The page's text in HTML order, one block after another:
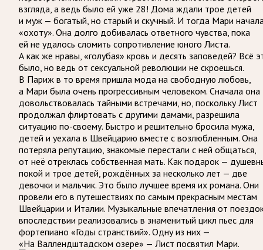
взгляда, а ведь было ей уже 28! Дома ждали трое детей
и муж — богатый, но старый и скучный. И тогда Мари
«охоту». Она долго добивалась ответного чувства, пока
ей не удалось сломить сопротивление юного Листа.
А как же нравы, «голубая» кровь и десять заповедей? Всё
было, но ведь от сексуальной революции не скроешься.
В Париж в то время пришла мода на свободную любовь,
а Мари была очень прогрессивным человеком. Сначала она
довольствовалась тайными встречами, но, поскольку Лист
продолжал флиртовать с другими дамами, разрешила
ситуацию по-своему. Быстро и решительно бросила мужа,
детей и уехала в Швейцарию вместе с возлюбленным. Она
потеряла репутацию, знакомые перестали с ней общаться,
от неё отреклась собственная мать. Как подарок —
покой и трое детей, рождённых за несколько лет — две
девочки и мальчик. Это было лучшее время их романа. Они
провели его в путешествиях по самым прекрасным местам
Швейцарии и Италии. Музыкальные впечатления от
впоследствии реализовались в знаменитый цикл пьес для
фортепиано «Годы странствий». Одну из них —
«На Валлендштадском озере» — Лист посвятил Мари.